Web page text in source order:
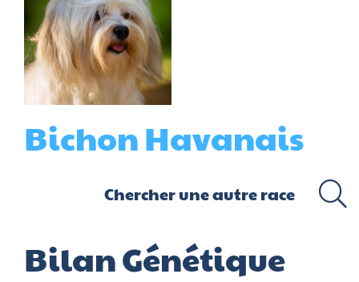
Bichon Havanais
Bilan Génétique